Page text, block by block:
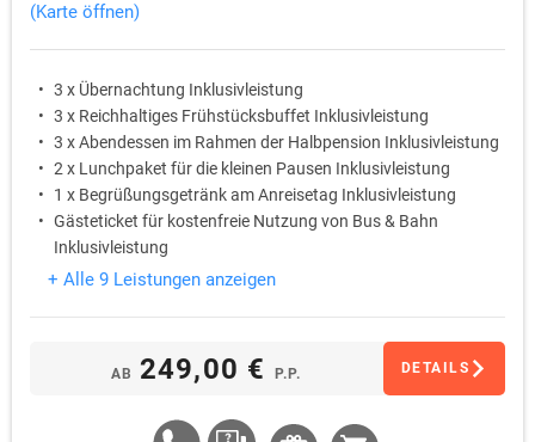
(Karte öffnen)
3 x Übernachtung Inklusivleistung
3 x Reichhaltiges Frühstücksbuffet Inklusivleistung
3 x Abendessen im Rahmen der Halbpension Inklusivleistung
2 x Lunchpaket für die kleinen Pausen Inklusivleistung
1 x Begrüßungsgetränk am Anreisetag Inklusivleistung
Gästeticket für kostenfreie Nutzung von Bus & Bahn
Inklusivleistung
+ Alle 9 Leistungen anzeigen
AB 249,00 € P.P. DETAILS